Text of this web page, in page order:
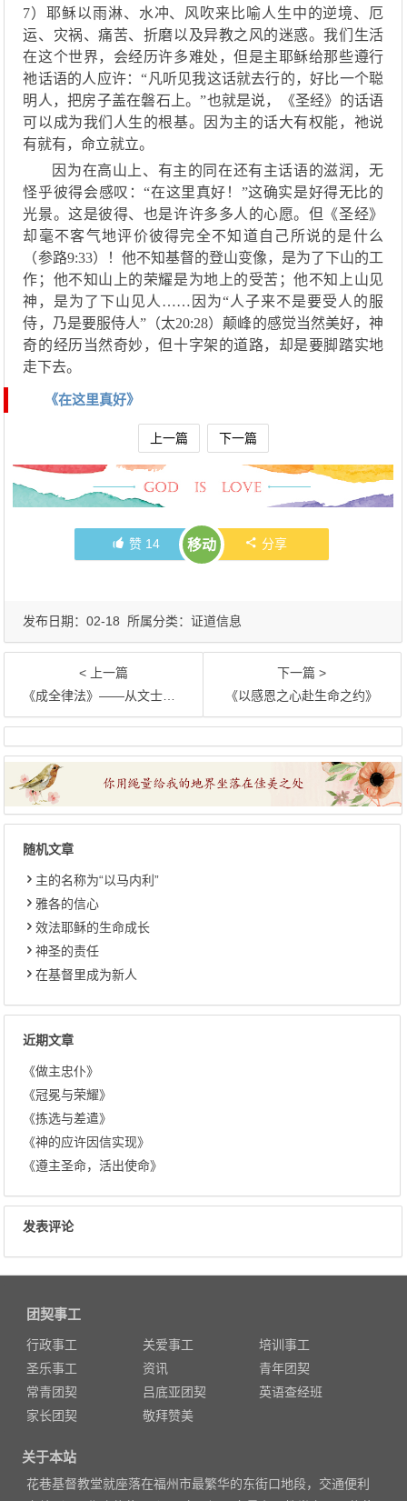
7）耶稣以 雨淋、 水冲、 风吹来 比喻人生中的逆境、厄
运、灾祸、痛苦、折磨以及异教之风的迷惑。我们生活
在这个世界，会经历许多难处，但是主耶稣给那些遵行
祂话语的人应许：“凡听见我这话就去行的，好比一个聪
明人，把房子盖在磐石上。”也就是说， 《圣经》 的话语
可以成为我们人生的根基。
因为主的话大有权能，祂说
有就有，命立就立。
因为在高山上、有主的同在还有主话语的滋润，无
怪乎彼得会感叹：“在这里真好！”这确实是好得无比的
光景。这是彼得、也是许许多多人的心愿。但《圣经》
却毫不客气地评价彼得完全不知道自己所说的是什么
（参路9:33）！他不知基督的登山变像，是为了下山的工
作；他不知山上的荣耀是为地上的受苦；他不知上山见
神，是为了下山见人……因为“人子来不是要受人的服
侍，乃是要服侍人”（太20:28）颠峰的感觉当然美好，神
奇的经历当然奇妙，但十字架的道路，却是要脚踏实地
走下去。
《在这里真好》
上一篇 下一篇
赞 14 移动 分享
发布日期：02-18 所属分类：证道信息
< 上一篇
《成全律法》——从文士的义到天国的义
下一篇 >
《以感恩之心赴生命之约》
随机文章
主的名称为“以马内利”
雅各的信心
效法耶稣的生命成长
神圣的责任
在基督里成为新人
近期文章
《做主忠仆》
《冠冕与荣耀》
《拣选与差遣》
《神的应许因信实现》
《遵主圣命，活出使命》
发表评论
团契事工
行政事工 关爱事工
培训事工
圣乐事工
资讯
青年团契
常青团契
吕底亚团契
英语查经班
家长团契
敬拜赞美
关于本站
花巷基督教堂就座落在福州市最繁华的东街口地段，交通便利